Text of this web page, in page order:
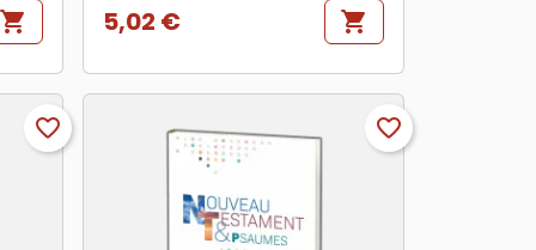
shopping_cart Prix
5,02 € shopping_cart
favorite_border favorite_border